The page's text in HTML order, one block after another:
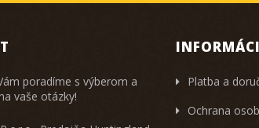
poradíme s výberom a
vaše otázky!
Platba a
Ochrana